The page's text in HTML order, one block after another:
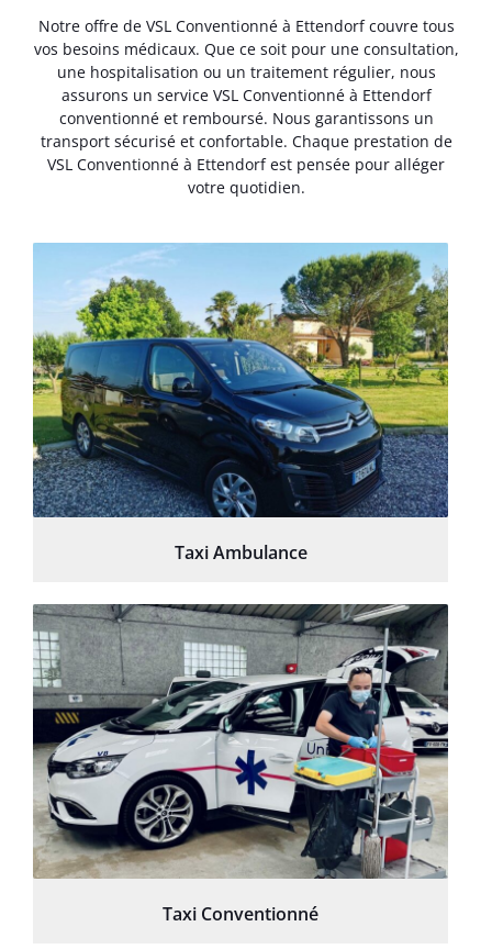
Notre offre de VSL Conventionné à Ettendorf couvre tous
vos besoins médicaux. Que ce soit pour une consultation,
une hospitalisation ou un traitement régulier, nous
assurons un service VSL Conventionné à Ettendorf
conventionné et remboursé. Nous garantissons un
transport sécurisé et confortable. Chaque prestation de
VSL Conventionné à Ettendorf est pensée pour alléger
votre quotidien.
Taxi Ambulance
Taxi Conventionné